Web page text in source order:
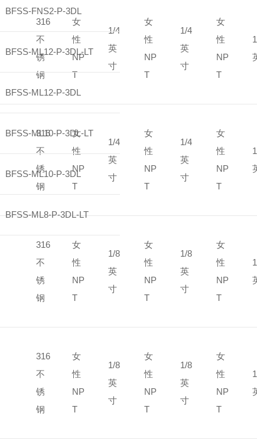
316
不
锈
钢
女
性
NP
T
1/4
英
寸
女
性
NP
T
1/4
英
寸
女
性
NP
T
316
不
锈
钢
女
性
NP
T
1/4
英
寸
女
性
NP
T
1/4
英
寸
女
性
NP
T
316
不
锈
钢
女
性
NP
T
1/8
英
寸
女
性
NP
T
1/8
英
寸
女
性
NP
T
316
不
锈
钢
女
性
NP
T
1/8
英
寸
女
性
NP
T
1/8
英
寸
女
性
NP
T
BFSS-FNS2-P-3DL
BFSS-ML12-P-3DL-LT
BFSS-ML12-P-3DL
BFSS-ML10-P-3DL-LT
BFSS-ML10-P-3DL
BFSS-ML8-P-3DL-LT